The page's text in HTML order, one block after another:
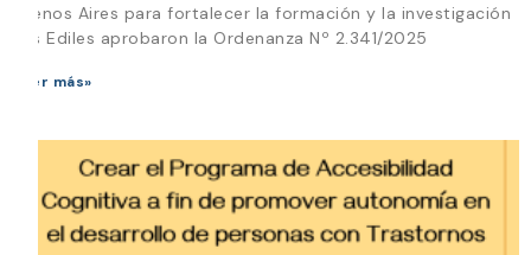
Buenos Aires para fortalecer la formación y la investigación
Los Ediles aprobaron la Ordenanza Nº 2.341/2025
Leer más»